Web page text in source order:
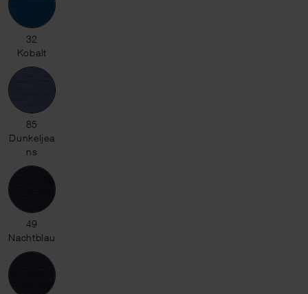
32 Kobalt
32
Kobalt
85 Dunkeljeans
85
Dunkeljea
ns
49 Nachtblau
49
Nachtblau